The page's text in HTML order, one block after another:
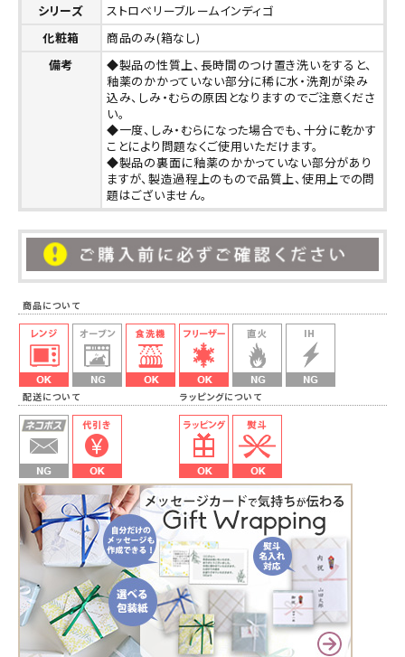
シリーズ
ストロベリーブルームインディゴ
化粧箱
商品のみ(箱なし)
備考
◆製品の性質上、長時間のつけ置き洗いをすると、
釉薬のかかっていない部分に稀に水・洗剤が染み
込み、しみ・むらの原因となりますのでご注意くださ
い。
◆一度、しみ・むらになった場合でも、十分に乾かす
ことにより問題なくご使用いただけます。
◆製品の裏面に釉薬のかかっていない部分があり
ますが、製造過程上のもので品質上、使用上での問
題はございません。
商品について
配送について ラッピングについて